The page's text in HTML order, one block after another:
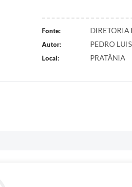
Fonte: DIRETORIA
Autor: PEDRO
Local: PRATÂNIA